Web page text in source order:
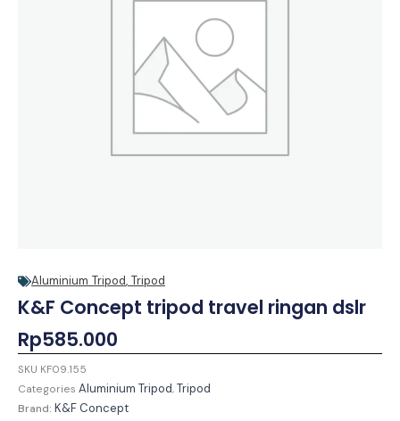
Aluminium Tripod, Tripod
K&F Concept tripod travel ringan dslr
Rp585.000
SKU KF09.155
Categories Aluminium Tripod,Tripod
Brand: K&F Concept